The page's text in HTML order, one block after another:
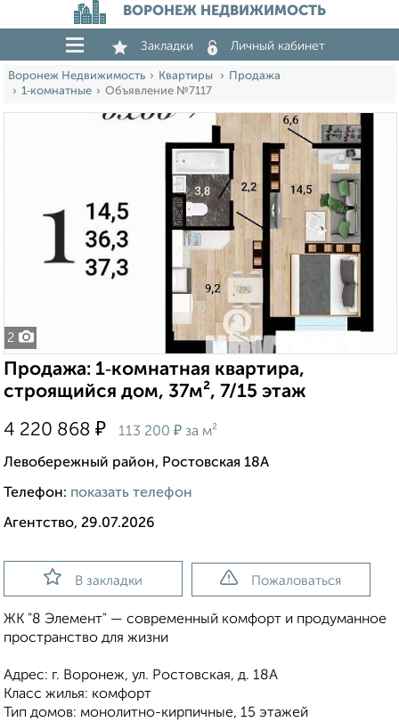
ВОРОНЕЖ НЕДВИЖИМОСТЬ
Закладки Личный кабинет
Воронеж Недвижимость Квартиры
Продажа
1‑комнатные
Объявление №7117
2
Продажа: 1‑комнатная квартира,
строящийся дом, 37м², 7/15 этаж
4 220 868 ₽ 113 200 ₽ за м²
Левобережный район, Ростовская 18А
Телефон: показать телефон
Агентство, 29.07.2026
В закладки Пожаловаться
ЖК "8 Элемент" — современный комфорт и продуманное
пространство для жизни
Адрес: г. Воронеж, ул. Ростовская, д. 18А
Класс жилья: комфорт
Тип домов: монолитно-кирпичные, 15 этажей